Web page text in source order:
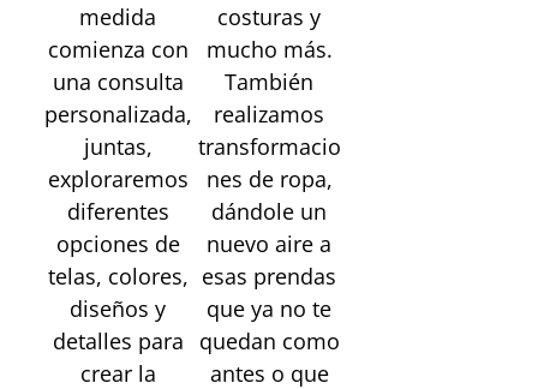
medida
comienza con
una consulta
personalizada,
juntas,
exploraremos
diferentes
opciones de
telas, colores,
diseños y
detalles para
crear la
costuras y
mucho más.
También
realizamos
transformacio
nes de ropa,
dándole un
nuevo aire a
esas prendas
que ya no te
quedan como
antes o que